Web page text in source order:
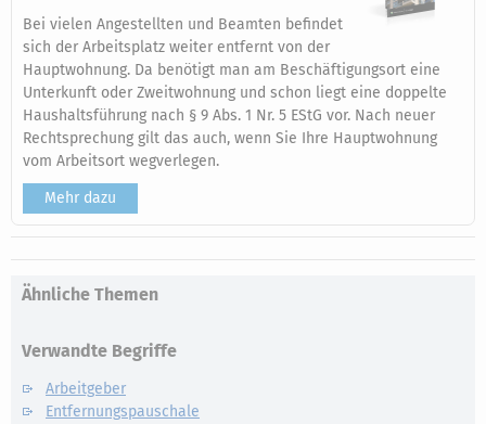
Bei vielen Angestellten und Beamten befindet
sich der Arbeitsplatz weiter entfernt von der
Hauptwohnung. Da benötigt man am Beschäftigungsort eine
Unterkunft oder Zweitwohnung und schon liegt eine doppelte
Haushaltsführung nach § 9 Abs. 1 Nr. 5 EStG vor. Nach neuer
Rechtsprechung gilt das auch, wenn Sie Ihre Hauptwohnung
vom Arbeitsort wegverlegen.
Mehr dazu
Ähnliche Themen
Verwandte Begriffe
Arbeitgeber
Entfernungspauschale